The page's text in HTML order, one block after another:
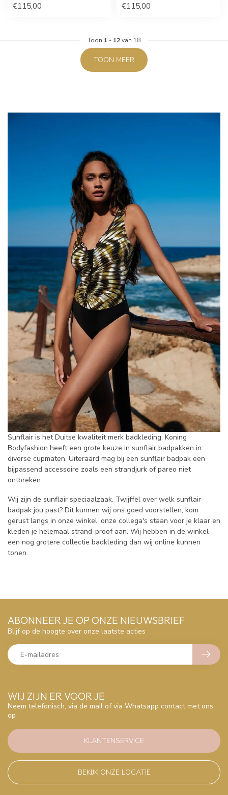
€115,00 €115,00
Toon 1 - 12van 18
TOON MEER
Sunflair is het Duitse kwaliteit merk badkleding. Koning
Bodyfashion heeft een grote keuze in sunflair badpakken in
diverse cupmaten. Uiteraard mag bij een sunflair badpak een
bijpassend accessoire zoals een strandjurk of pareo niet
ontbreken.
Wij zijn de sunflair speciaalzaak. Twijffel over welk sunflair
badpak jou past? Dit kunnen wij ons goed voorstellen, kom
gerust langs in onze winkel, onze collega's staan voor je klaar en
kleden je helemaal strand-proof aan. Wij hebben in de winkel
een nog grotere collectie badkleding dan wij online kunnen
tonen.
WIJ ZIJN ER VOOR JE
Neem telefonisch, via de mail of via Whatsapp contact met ons
op
KLANTENSERVICE
BEKIJK ONZE LOCATIE
ABONNEER JE OP ONZE NIEUWSBRIEF
Blijf op de hoogte over onze laatste acties